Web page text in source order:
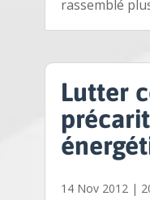
rassemblé
Lutter
14 Nov 2012 |